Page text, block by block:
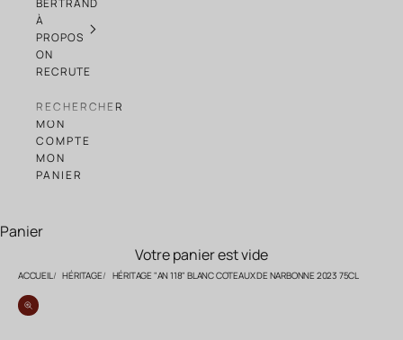
BERTRAND
À
PROPOS
ON
RECRUTE
RECHERCHER
MON
COMPTE
MON
PANIER
Panier
Votre panier est vide
ACCUEIL HÉRITAGE HÉRITAGE "AN 118" BLANC COTEAUX DE NARBONNE 2023 75CL
Zoomer sur l'image